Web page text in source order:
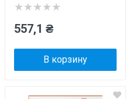
★★★★★
557,1 ₴
В корзину